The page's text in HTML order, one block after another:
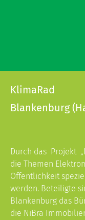
KlimaRad
Blankenburg
Durch das Projekt
die Themen
Öffentlichkeit
werden. Beteiligte
Blankenburg das
die NiBra